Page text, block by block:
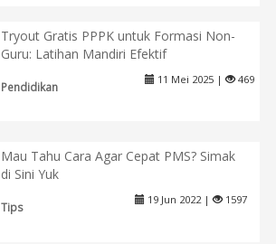
Tryout Gratis PPPK untuk Formasi Non-
Guru: Latihan Mandiri Efektif
Pendidikan
11 Mei 2025 | 469
Mau Tahu Cara Agar Cepat PMS? Simak
di Sini Yuk
Tips
19 Jun 2022 | 1597